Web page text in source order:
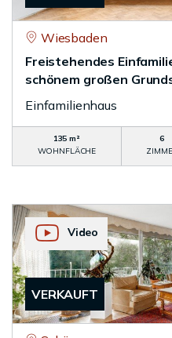
Wiesbaden
Freistehendes
schönem großen
Einfamilienhaus
135 m²
WOHNFLÄCHE
6
VERKAUFT
Video